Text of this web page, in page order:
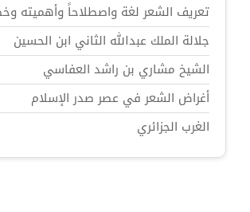
تعريف الشعر لغة واصطلاحاً وأهميته
جلالة الملك عبدالله الثاني ابن الحسين
الشيخ مشاري بن راشد العفاسي
أغراض الشعر في عصر صدر الإسلام
الغرب الجزائري